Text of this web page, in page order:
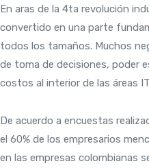
En aras de la 4ta revolución
convertido en una parte
todos los tamaños. Muchos
de toma de decisiones, poder
costos al interior de las áreas
De acuerdo a encuestas
el 60% de los empresarios
en las empresas colombianas